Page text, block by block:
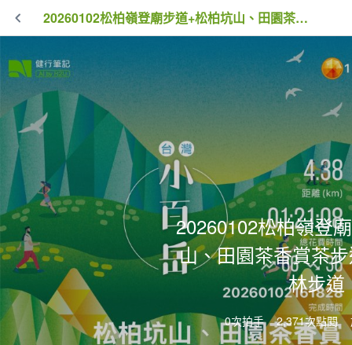
20260102松柏嶺登廟步道+松柏坑山、田園茶香賞茶步道+坑內坑森林步道
20260102松柏嶺登
山、田園茶香賞茶
林步道
0次拍手 2,371次點閱